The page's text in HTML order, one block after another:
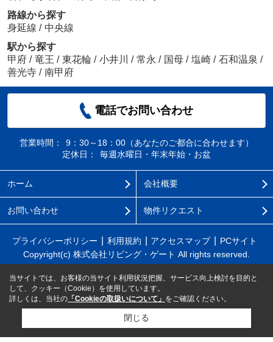
路線から探す
身延線 / 中央線
駅から探す
甲府 / 竜王 / 東花輪 / 小井川 / 常永 / 国母 / 塩崎 / 石和温泉 /
善光寺 / 南甲府
電話でお問い合わせ
営業時間：
9：30～18：00（あなたのご都合に合わせます）
定休日：
毎週水曜日・年末年始・お盆
ホーム 会社概要
お問い合わせ 物件リクエスト
プライバシーポリシー 利用規約 アクセスマップ
PCサイト
Copyright(c) 株式会社リビング・ゲート All rights reserved.
当サイトでは、お客様の当サイト利用状況把握、サービス向上検討を目的と
して、クッキー（Cookie）を使用しています。
詳しくは、当社の 「Cookieの取扱いについて」 をご確認ください。
閉じる